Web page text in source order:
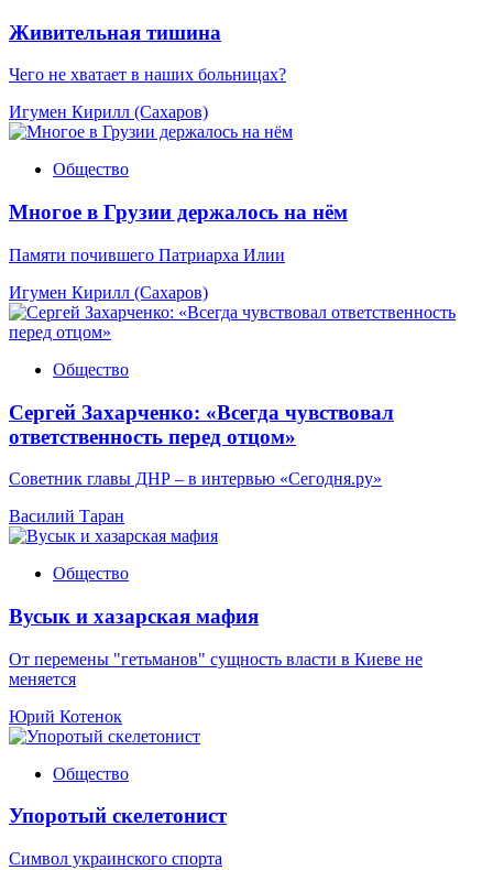
Живительная тишина
Чего не хватает в наших больницах?
Игумен Кирилл (Сахаров)
Общество
Многое в Грузии держалось на нём
Памяти почившего Патриарха Илии
Игумен Кирилл (Сахаров)
Общество
Сергей Захарченко: «Всегда чувствовал
ответственность перед отцом»
Советник главы ДНР – в интервью «Сегодня.ру»
Василий Таран
Общество
Вусык и хазарская мафия
От перемены "гетьманов" сущность власти в Киеве не
меняется
Юрий Котенок
Общество
Упоротый скелетонист
Символ украинского спорта